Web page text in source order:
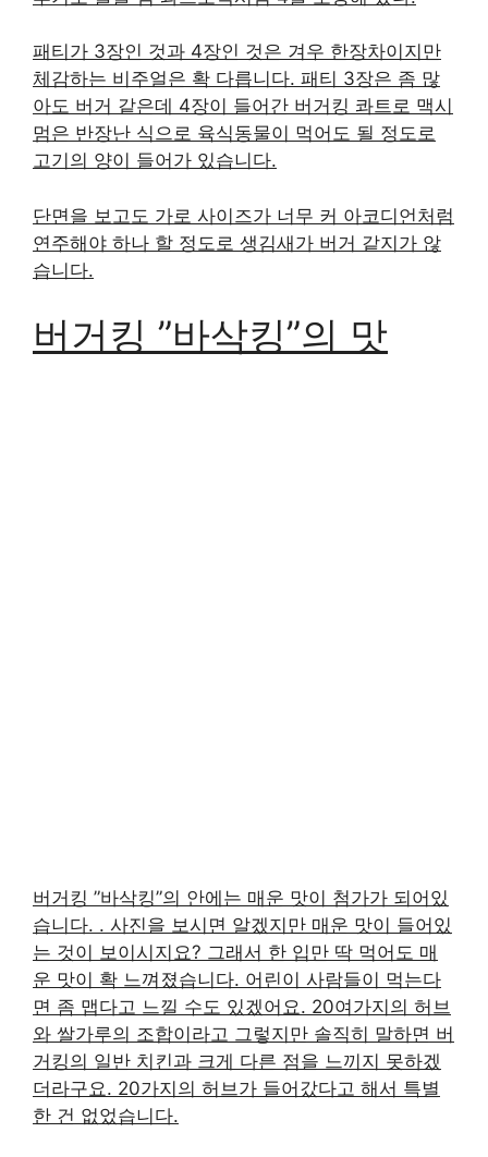
패티가 3장인 것과 4장인 것은 겨우 한장차이지만
체감하는 비주얼은 확 다릅니다. 패티 3장은 좀 많
아도 버거 같은데 4장이 들어간 버거킹 콰트로 맥시
멈은 반장난 식으로 육식동물이 먹어도 될 정도로
고기의 양이 들어가 있습니다.
단면을 보고도 가로 사이즈가 너무 커 아코디언처럼
연주해야 하나 할 정도로 생김새가 버거 같지가 않
습니다.
버거킹 ”바삭킹”의 맛
버거킹 ”바삭킹”의 안에는 매운 맛이 첨가가 되어있
습니다. . 사진을 보시면 알겠지만 매운 맛이 들어있
는 것이 보이시지요? 그래서 한 입만 딱 먹어도 매
운 맛이 확 느껴졌습니다. 어린이 사람들이 먹는다
면 좀 맵다고 느낄 수도 있겠어요. 20여가지의 허브
와 쌀가루의 조합이라고 그렇지만 솔직히 말하면 버
거킹의 일반 치킨과 크게 다른 점을 느끼지 못하겠
더라구요. 20가지의 허브가 들어갔다고 해서 특별
한 건 없었습니다.